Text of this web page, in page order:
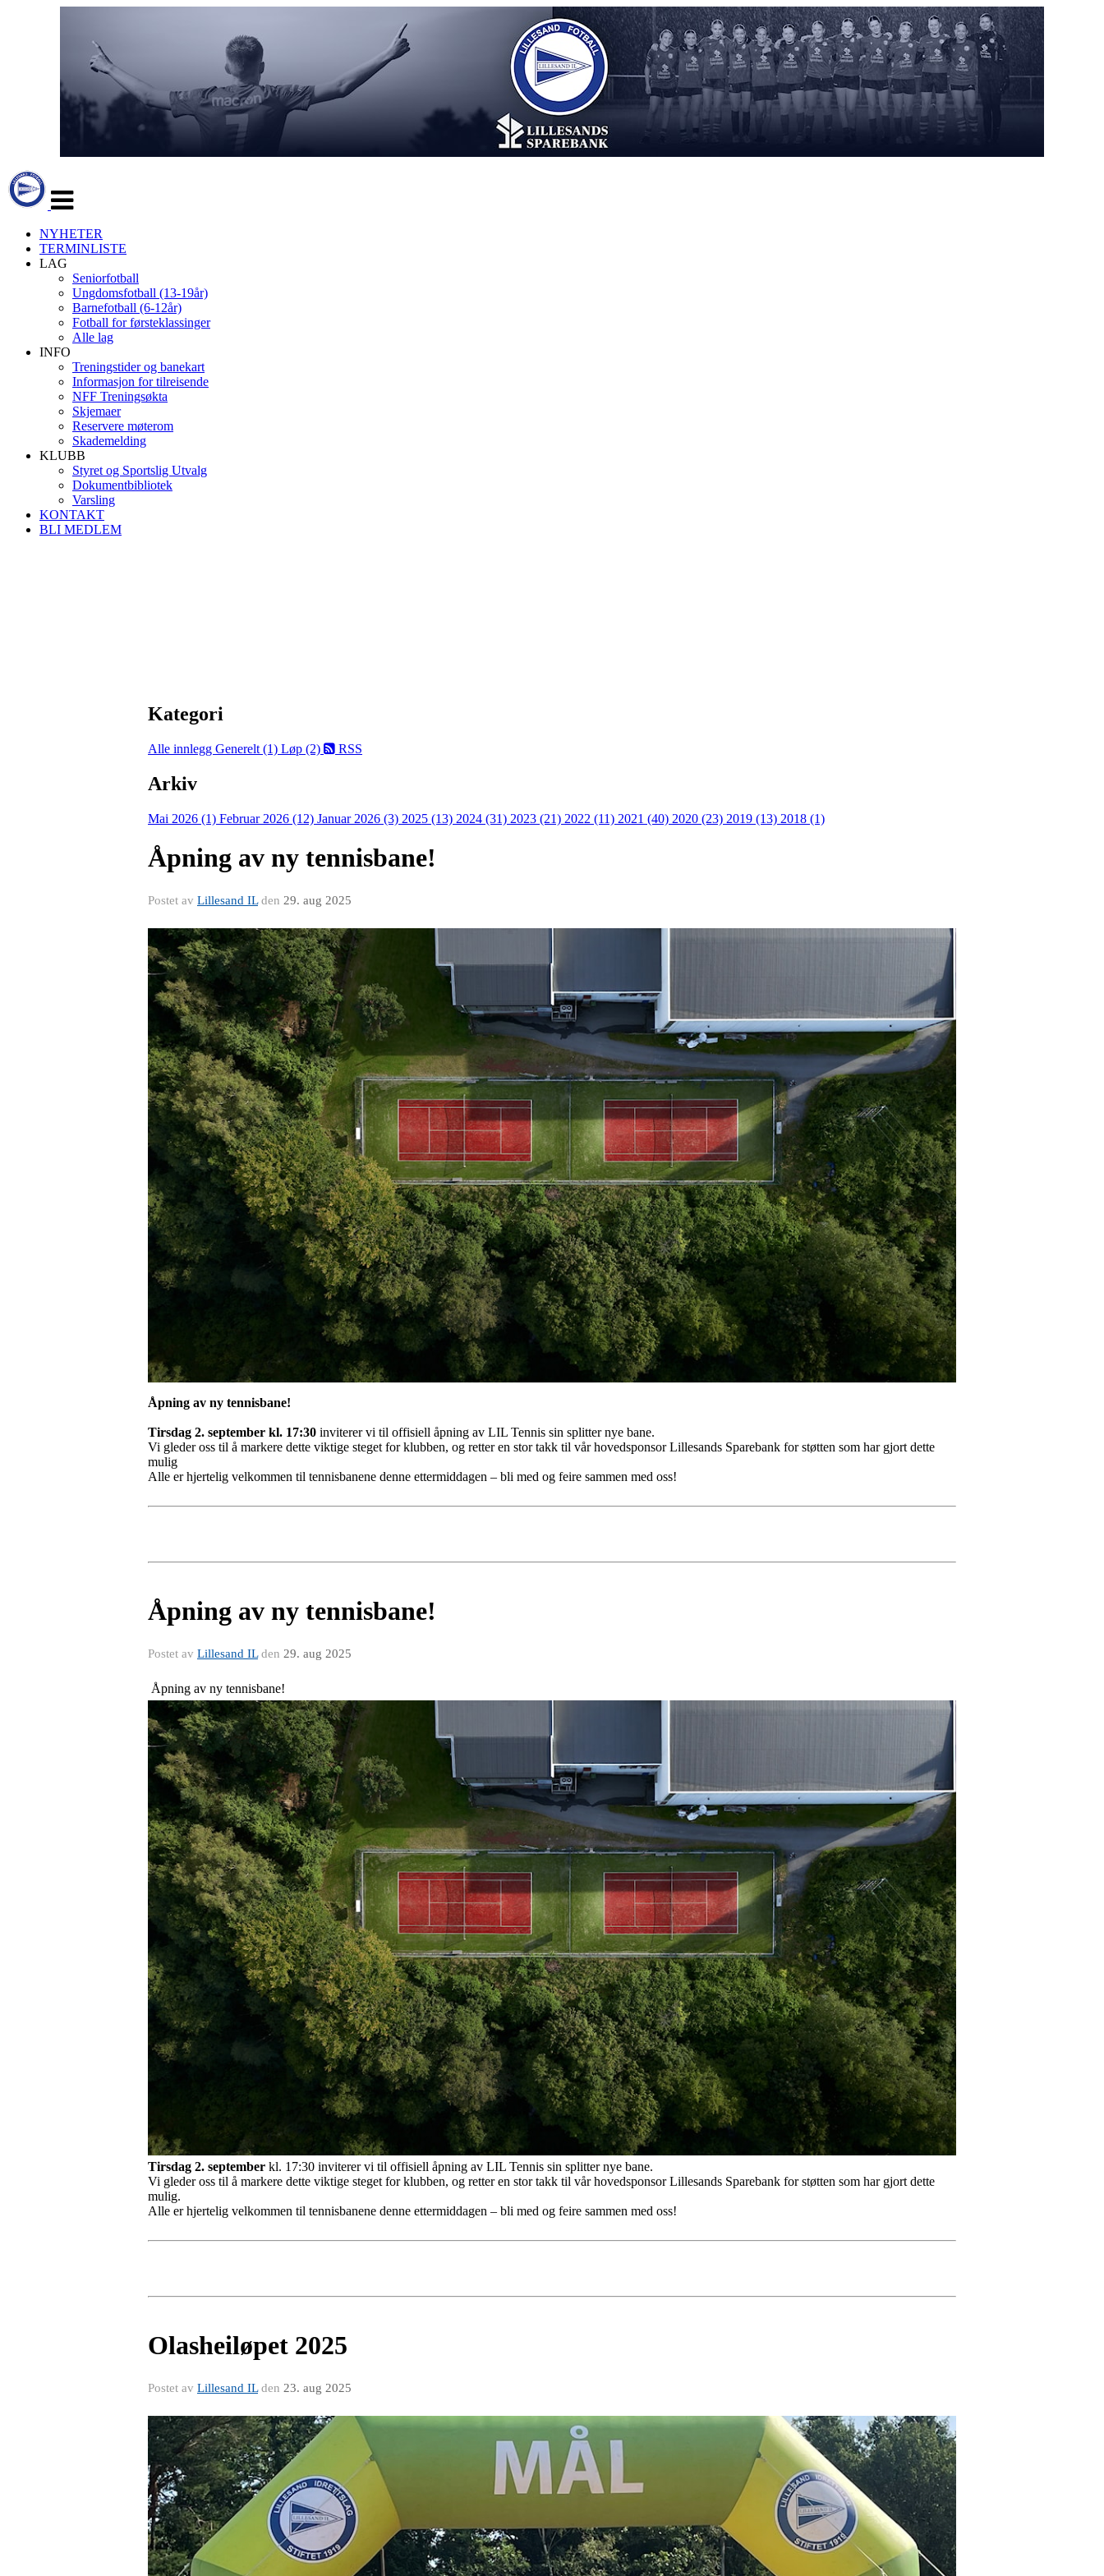
navigasjon
NYHETER
TERMINLISTE
LAG
Seniorfotball
Ungdomsfotball (13-19år)
Barnefotball (6-12år)
Fotball for førsteklassinger
Alle lag
INFO
Treningstider og banekart
Informasjon for tilreisende
NFF Treningsøkta
Skjemaer
Reservere møterom
Skademelding
KLUBB
Styret og Sportslig Utvalg
Dokumentbibliotek
Varsling
KONTAKT
BLI MEDLEM
Kategori
Alle innlegg Generelt (1) Løp (2) RSS
Arkiv
Mai 2026 (1) Februar 2026 (12) Januar 2026 (3) 2025 (13) 2024 (31) 2023 (21) 2022 (11) 2021 (40) 2020 (23) 2019 (13) 2018 (1)
Åpning av ny tennisbane!
Postet av Lillesand ILden 29. aug 2025
Åpning av ny tennisbane!
Tirsdag 2. september kl. 17:30 inviterer vi til offisiell åpning av LIL Tennis sin splitter nye bane.
Vi gleder oss til å markere dette viktige steget for klubben, og retter en stor takk til vår hovedsponsor Lillesands Sparebank for støtten som har gjort dette
mulig
Alle er hjertelig velkommen til tennisbanene denne ettermiddagen – bli med og feire sammen med oss!
Åpning av ny tennisbane!
Postet av Lillesand ILden 29. aug 2025
Åpning av ny tennisbane!
Tirsdag 2. september kl. 17:30 inviterer vi til offisiell åpning av LIL Tennis sin splitter nye bane.
Vi gleder oss til å markere dette viktige steget for klubben, og retter en stor takk til vår hovedsponsor Lillesands Sparebank for støtten som har gjort dette
mulig.
Alle er hjertelig velkommen til tennisbanene denne ettermiddagen – bli med og feire sammen med oss!
Olasheiløpet 2025
Postet av Lillesand ILden 23. aug 2025